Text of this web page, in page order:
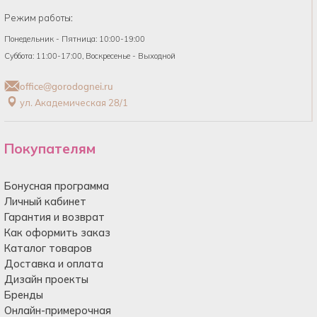
Режим работы:
Понедельник - Пятница: 10:00-19:00
Суббота: 11:00-17:00, Воскресенье - Выходной
office@gorodognei.ru
ул. Академическая 28/1
Покупателям
Бонусная программа
Личный кабинет
Гарантия и возврат
Как оформить заказ
Каталог товаров
Доставка и оплата
Дизайн проекты
Бренды
Онлайн-примерочная